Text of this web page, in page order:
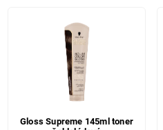
Gloss Supreme 145ml toner